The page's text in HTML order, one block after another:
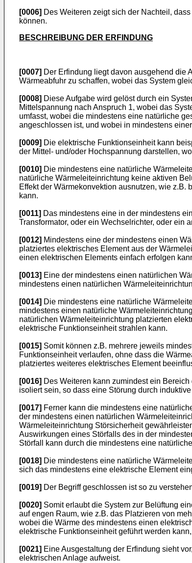
[0006] Des Weiteren zeigt sich der Nachteil,
können.
BESCHREIBUNG DER ERFINDUNG
[0007] Der Erfindung liegt davon ausgehend die
Wärmeabfuhr zu schaffen, wobei das System
[0008] Diese Aufgabe wird gelöst durch ein
Mittelspannung nach Anspruch 1, wobei das
umfasst, wobei die mindestens eine natürliche
angeschlossen ist, und wobei in mindestens
[0009] Die elektrische Funktionseinheit kann
der Mittel- und/oder Hochspannung darstellen,
[0010] Die mindestens eine natürliche
natürliche Wärmeleiteinrichtung keine aktiven
Effekt der Wärmekonvektion ausnutzen, wie
kann.
[0011] Das mindestens eine in der mindestens
Transformator, oder ein Wechselrichter, oder ein
[0012] Mindestens eine der mindestens einen
platziertes elektrisches Element aus der
einen elektrischen Elements einfach erfolgen
[0013] Eine der mindestens einen natürlichen
mindestens einen natürlichen
[0014] Die mindestens eine natürliche
mindestens einen natürliche
natürlichen Wärmeleiteinrichtung platzierten
elektrische Funktionseinheit strahlen kann.
[0015] Somit können z.B. mehrere jeweils
Funktionseinheit verlaufen, ohne dass die
platziertes weiteres elektrisches Element
[0016] Des Weiteren kann zumindest ein
isoliert sein, so dass eine Störung durch
[0017] Ferner kann die mindestens eine
der mindestens einen natürlichen
Wärmeleiteinrichtung Störsicherheit
Auswirkungen eines Störfalls des in der
Störfall kann durch die mindestens eine
[0018] Die mindestens eine natürliche
sich das mindestens eine elektrische Element
[0019] Der Begriff geschlossen ist so zu
[0020] Somit erlaubt die System zur Belüftung
auf engen Raum, wie z.B. das Platzieren von
wobei die Wärme des mindestens einen
elektrische Funktionseinheit geführt werden
[0021] Eine Ausgestaltung der Erfindung sieht
elektrischen Anlage aufweist.